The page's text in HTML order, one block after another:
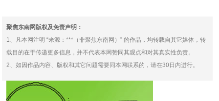
聚焦东南网版权及免责声明：
1、凡本网注明 “来源：***（非聚焦东南网）” 的作品，均转载自其它媒体，转
载目的在于传递更多信息，并不代表本网赞同其观点和对其真实性负责。
2、如因作品内容、版权和其它问题需要同本网联系的，请在30日内进行。